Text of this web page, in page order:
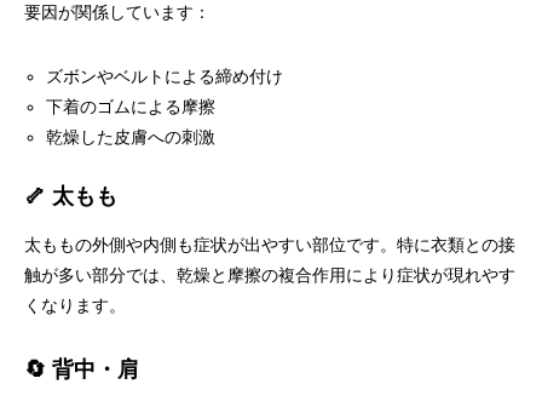
要因が関係しています：
ズボンやベルトによる締め付け
下着のゴムによる摩擦
乾燥した皮膚への刺激
🦴 太もも
太ももの外側や内側も症状が出やすい部位です。特に衣類との接
触が多い部分では、乾燥と摩擦の複合作用により症状が現れやす
くなります。
🔄 背中・肩